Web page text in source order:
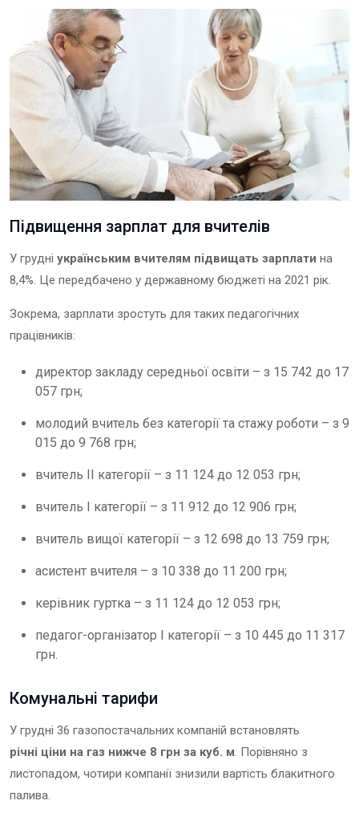
Підвищення зарплат для вчителів
У грудні українським вчителям підвищать зарплати на
8,4%. Це передбачено у державному бюджеті на 2021 рік.
Зокрема, зарплати зростуть для таких педагогічних
працівників:
директор закладу середньої освіти – з 15 742 до 17
057 грн;
молодий вчитель без категорії та стажу роботи – з 9
015 до 9 768 грн;
вчитель ІІ категорії – з 11 124 до 12 053 грн;
вчитель І категорії – з 11 912 до 12 906 грн;
вчитель вищої категорії – з 12 698 до 13 759 грн;
асистент вчителя – з 10 338 до 11 200 грн;
керівник гуртка – з 11 124 до 12 053 грн;
педагог-організатор І категорії – з 10 445 до 11 317
грн.
Комунальні тарифи
У грудні 36 газопостачальних компаній встановлять
річні ціни на газ нижче 8 грн за куб. м. Порівняно з
листопадом, чотири компанії знизили вартість блакитного
палива.